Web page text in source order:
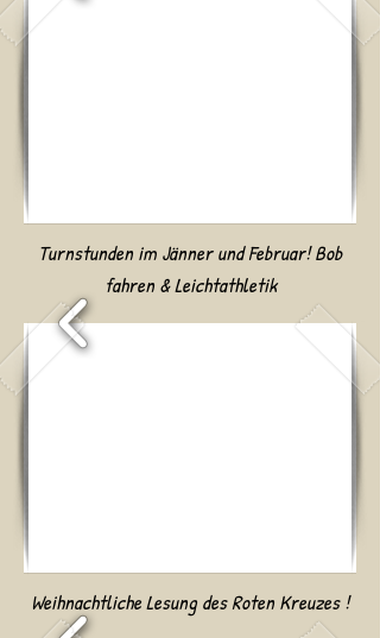
Turnstunden im Jänner und Februar! Bob
fahren & Leichtathletik
Weihnachtliche Lesung des Roten Kreuzes !